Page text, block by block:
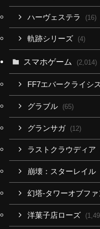
ハーヴェステラ (16)
軌跡シリーズ (4)
スマホゲーム (2,014)
FF7エバークライシス
グラブル (65)
グランサガ (12)
ラストクラウディア
崩壊：スターレイル
幻塔-タワーオブフ
洋菓子店ローズ